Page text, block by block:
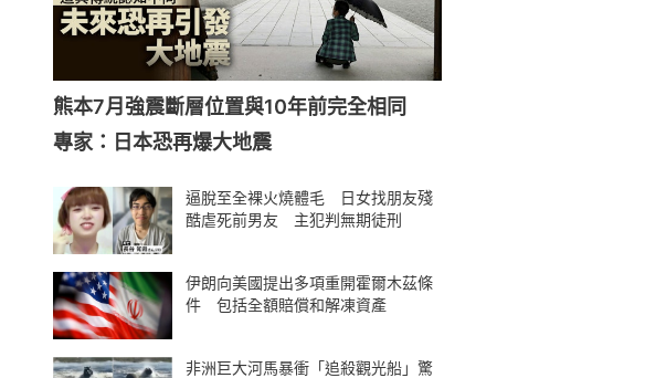
熊本7月強震斷層位置與10年前完全相同
專家：日本恐再爆大地震
逼脫至全裸火燒體毛 日女找朋友殘
酷虐死前男友 主犯判無期徒刑
伊朗向美國提出多項重開霍爾木茲條
件 包括全額賠償和解凍資產
非洲巨大河馬暴衝「追殺觀光船」驚